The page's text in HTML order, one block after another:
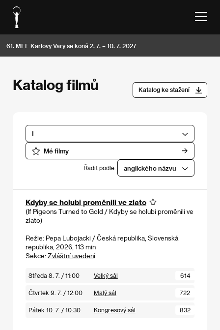
61. MFF Karlovy Vary se koná 2. 7. – 10. 7. 2027
Katalog filmů Katalog ke stažení
I
Mé filmy
Řadit podle: anglického názvu
Kdyby se holubi proměnili ve zlato
(If Pigeons Turned to Gold / Kdyby se holubi proměnili ve
zlato)
Režie: Pepa Lubojacki / Česká republika, Slovenská
republika, 2026, 113 min
Sekce: Zvláštní uvedení
Středa 8. 7. / 11:00 Velký sál 614
Čtvrtek 9. 7. / 12:00 Malý sál 722
Pátek 10. 7. / 10:30 Kongresový sál 832